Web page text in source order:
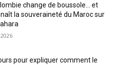
change de boussole… et
la souveraineté du Maroc sur
pour expliquer comment le